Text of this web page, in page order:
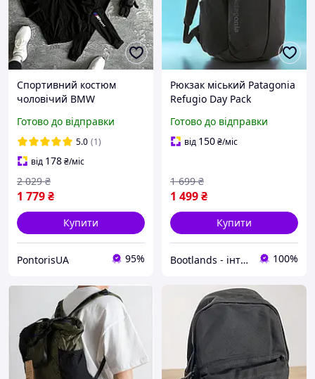
Спортивний костюм
чоловічий BMW
Комплект кофти+штани
повсякденний стильний
молодіжний/Топ
Готово до відправки
5.0 (1)
від 178₴/міс
1 779₴
2 029 ₴
Купити
PontorisUA 95%
Рюкзак міський Patagonia
Refugio Day Pack
молодіжний спортивний
повсякденний на 28л
Готово до відправки
від 150₴/міс
1 499₴
1 699 ₴
Купити
Bootlands - інтернет-магазин взуття та одягу 100%